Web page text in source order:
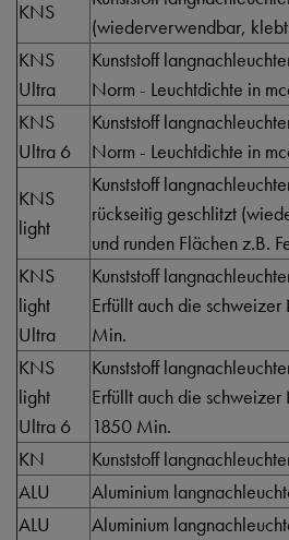
KNS
(wiederverwendbar,
KNS
Ultra
Kunststoff
Norm - Leuchtdichte in
KNS
Ultra 6
Kunststoff
Norm - Leuchtdichte in
KNS
light
Kunststoff
rückseitig geschlitzt
und runden Flächen z.B.
KNS
light
Ultra
Kunststoff
Erfüllt auch die
Min.
KNS
light
Ultra 6
Kunststoff
Erfüllt auch die
1850 Min.
KN
Kunststoff
ALU
Aluminium
ALU
Aluminium